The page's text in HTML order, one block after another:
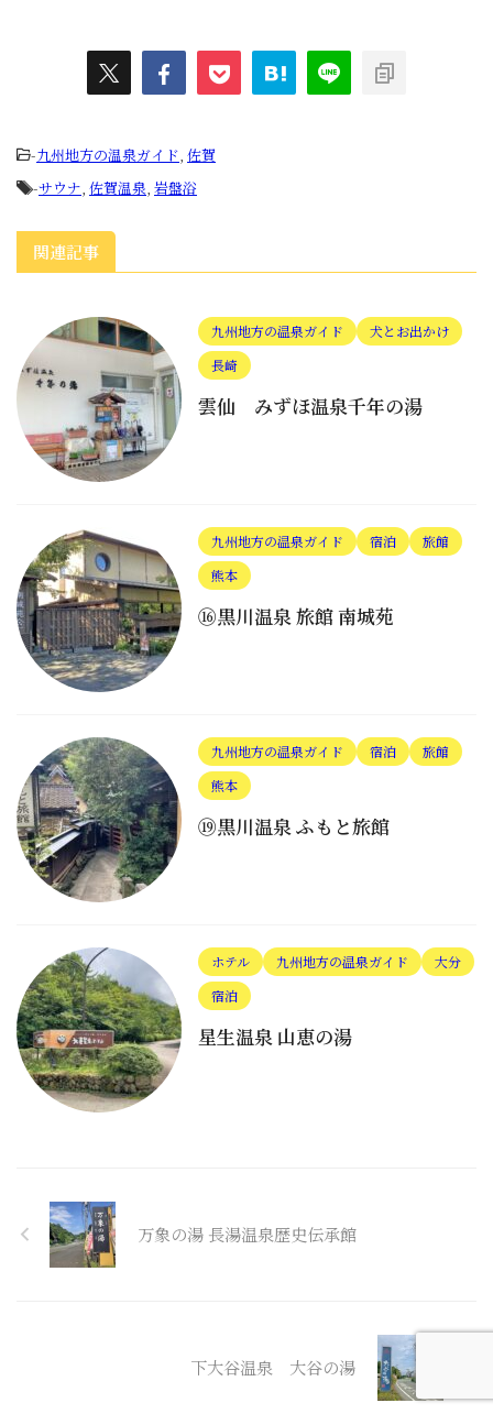
-九州地方の温泉ガイド 佐賀
-サウナ 佐賀温泉 岩盤浴
関連記事
九州地方の温泉ガイド
犬とお出かけ
長崎
雲仙 みずほ温泉千年の湯
九州地方の温泉ガイド 宿泊
旅館
熊本
⑯黒川温泉 旅館 南城苑
九州地方の温泉ガイド 宿泊
旅館
熊本
⑲黒川温泉 ふもと旅館
ホテル 九州地方の温泉ガイド
大分
宿泊
星生温泉 山恵の湯
万象の湯 長湯温泉歴史伝承館
下大谷温泉 大谷の湯